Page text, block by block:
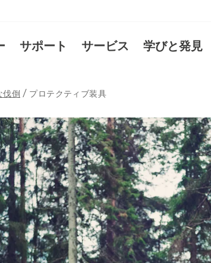
サポート サービス 学びと発見
伐倒 プロテクティブ装具